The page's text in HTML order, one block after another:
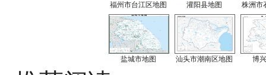
福州市台江区地图 灌阳县地图 株洲市
盐城市地图 汕头市潮南区地图 博